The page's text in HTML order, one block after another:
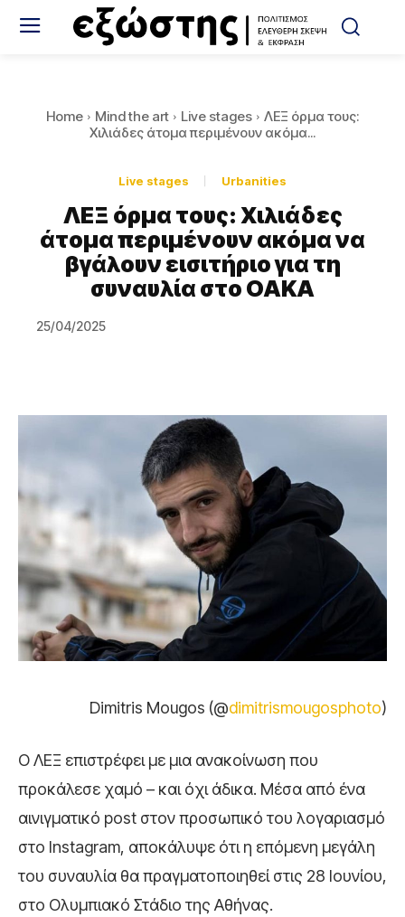
Home Mind the art Live stages
ΛΕΞ όρμα τους:
Xιλιάδες άτομα περιμένουν ακόμα...
Live stages Urbanities
ΛΕΞ όρμα τους: Xιλιάδες
άτομα περιμένουν ακόμα να
βγάλουν εισιτήριο για τη
συναυλία στο ΟΑΚΑ
25/04/2025
Dimitris Mougos (@dimitrismougosphoto)
Ο ΛΕΞ επιστρέφει με μια ανακοίνωση που
προκάλεσε χαμό – και όχι άδικα. Μέσα από ένα
αινιγματικό post στον προσωπικό του λογαριασμό
στο Instagram, αποκάλυψε ότι η επόμενη μεγάλη
του συναυλία θα πραγματοποιηθεί στις 28 Ιουνίου,
στο Ολυμπιακό Στάδιο της Αθήνας.